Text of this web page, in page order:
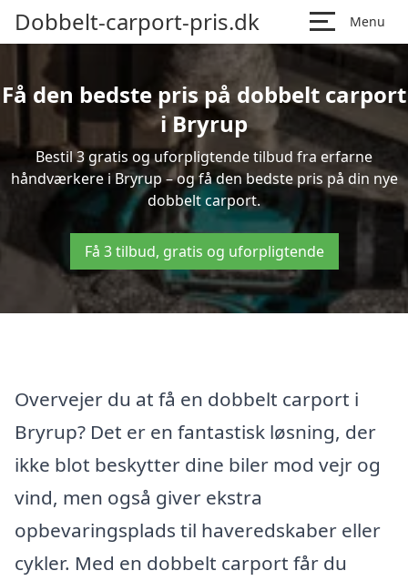
Dobbelt-carport-pris.dk Menu
Få den bedste pris på dobbelt carport
i Bryrup
Bestil 3 gratis og uforpligtende tilbud fra erfarne
håndværkere i Bryrup – og få den bedste pris på din nye
dobbelt carport.
Få 3 tilbud, gratis og uforpligtende
Overvejer du at få en dobbelt carport i
Bryrup? Det er en fantastisk løsning, der
ikke blot beskytter dine biler mod vejr og
vind, men også giver ekstra
opbevaringsplads til haveredskaber eller
cykler. Med en dobbelt carport får du